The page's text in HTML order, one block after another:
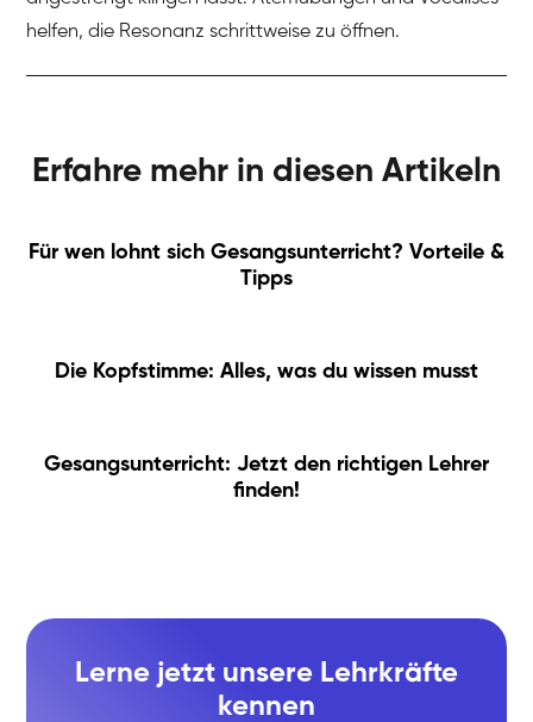
helfen, die Resonanz schrittweise zu öffnen.
Erfahre mehr in diesen Artikeln
Für wen lohnt sich Gesangsunterricht? Vorteile &
Tipps
Die Kopfstimme: Alles, was du wissen musst
Gesangsunterricht: Jetzt den richtigen Lehrer
finden!
Lerne jetzt unsere Lehrkräfte
kennen